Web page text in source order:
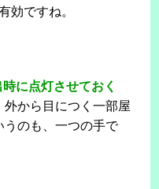
効ですね。
に点灯させておく
から目につく一部屋
うのも、一つの手で